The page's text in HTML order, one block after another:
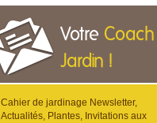
Votre Coach
Jardin !
Cahier de jardinage Newsletter,
Actualités, Plantes, Invitations aux